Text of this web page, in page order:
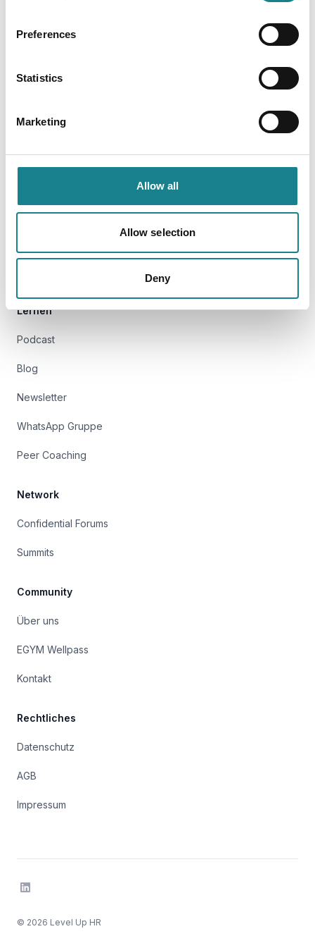
Preferences
Statistics
Marketing
Allow all
Allow selection
Deny
Lernen
Podcast
Blog
Newsletter
WhatsApp Gruppe
Peer Coaching
Network
Confidential Forums
Summits
Community
Über uns
EGYM Wellpass
Kontakt
Rechtliches
Datenschutz
AGB
Impressum
LinkedIn
© 2026 Level Up HR